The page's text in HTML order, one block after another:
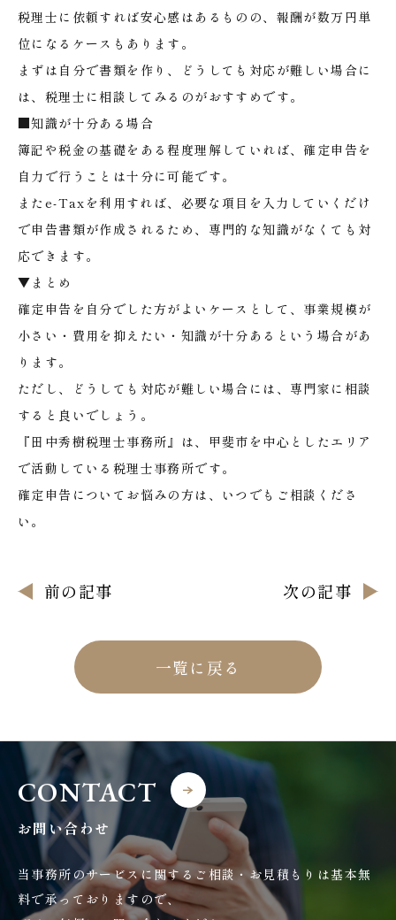
税理士に依頼すれば安心感はあるものの、報酬が数万円単
位になるケースもあります。
まずは自分で書類を作り、どうしても対応が難しい場合に
は、税理士に相談してみるのがおすすめです。
■知識が十分ある場合
簿記や税金の基礎をある程度理解していれば、確定申告を
自力で行うことは十分に可能です。
またe-Taxを利用すれば、必要な項目を入力していくだけ
で申告書類が作成されるため、専門的な知識がなくても対
応できます。
▼まとめ
確定申告を自分でした方がよいケースとして、事業規模が
小さい・費用を抑えたい・知識が十分あるという場合があ
ります。
ただし、どうしても対応が難しい場合には、専門家に相談
すると良いでしょう。
『田中秀樹税理士事務所』は、甲斐市を中心としたエリア
で活動している税理士事務所です。
確定申告についてお悩みの方は、いつでもご相談くださ
い。
前の記事 次の記事
一覧に戻る
CONTACT
お問い合わせ
当事務所のサービスに関するご相談・お見積もりは基本無
料で承っておりますので、